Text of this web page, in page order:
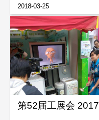
2018-03-25
第52届工展会 2017